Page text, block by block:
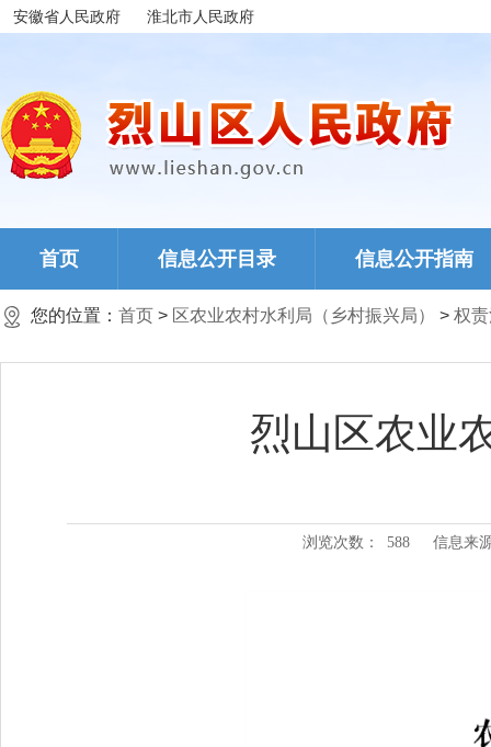
安徽省人民政府 淮北市人民政府
首页 信息公开目录 信息公开指南
您的位置： 首页 > 区农业农村水利局（乡村振兴局） > 权
烈山区农业
浏览次数： 588 信息来